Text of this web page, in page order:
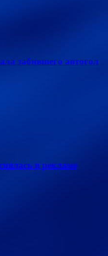
забившего автогол
в рекламе